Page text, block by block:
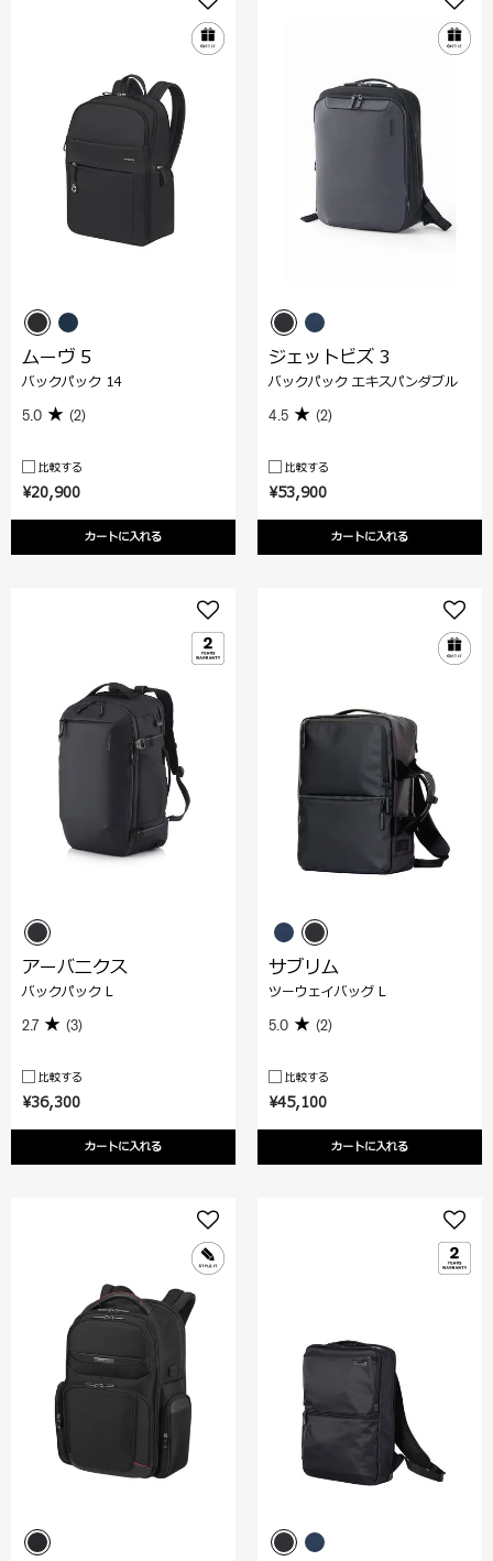
¥20,900
カートに入れる
ムーヴ 5
バックパック 14
5.0 (2)
比較する
¥53,900
カートに入れる
ジェットビズ 3
バックパック エキスパンダブル
4.5 (2)
比較する
¥36,300
カートに入れる
アーバニクス
バックパック L
2.7 (3)
比較する
¥45,100
カートに入れる
サブリム
ツーウェイバッグ L
5.0 (2)
比較する